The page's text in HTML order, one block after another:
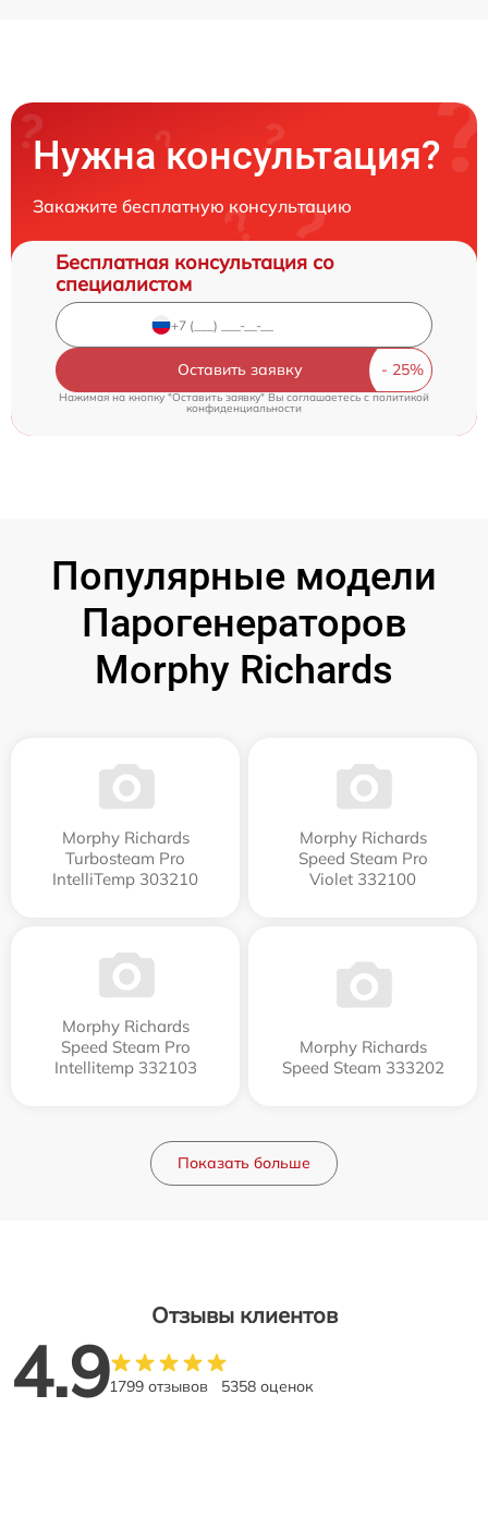
Нужна консультация?
Закажите бесплатную консультацию
Бесплатная консультация со
специалистом
Оставить заявку
Нажимая на кнопку "Оставить заявку" Вы соглашаетесь cполитикой
конфиденциальности
Популярные модели
Парогенераторов
Morphy Richards
Morphy Richards
Turbosteam Pro
IntelliTemp 303210
Morphy Richards
Speed Steam Pro
Violet 332100
Morphy Richards
Speed Steam Pro
Intellitemp 332103
Morphy Richards
Speed Steam 333202
Показать больше
Отзывы клиентов
4.91799 отзывов 5358 оценок